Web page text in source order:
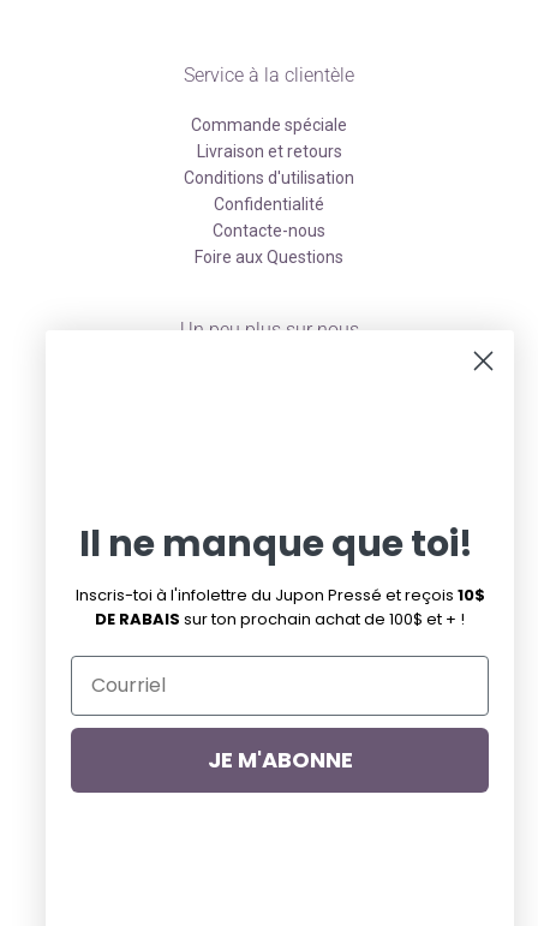
Service à la clientèle
Commande spéciale
Livraison et retours
Conditions d'utilisation
Confidentialité
Contacte-nous
Foire aux Questions
Un peu plus sur nous
Facebook
Pinterest
Il ne manque que toi!
Inscris-toi à l'infolettre du Jupon Pressé et reçois 10$
DE RABAIS sur ton prochain achat de 100$ et + !
JE M'ABONNE